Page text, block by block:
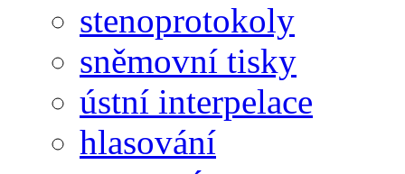
stenoprotokoly
sněmovní tisky
ústní interpelace
hlasování